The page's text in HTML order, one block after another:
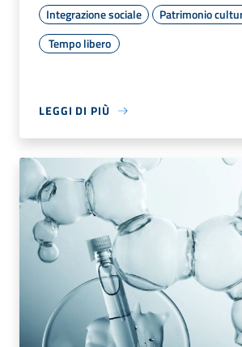
Integrazione sociale
Patrimonio
Tempo libero
LEGGI DI PIÙ